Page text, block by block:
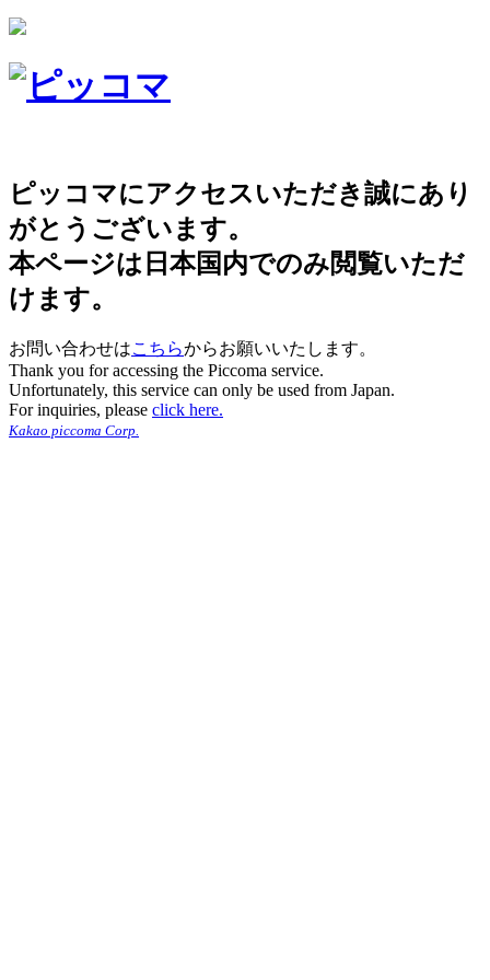
ピッコマにアクセスいただき誠にあり
がとうございます。
本ページは日本国内でのみ閲覧いただ
けます。
お問い合わせはこちらからお願いいたします。
Thank you for accessing the Piccoma service.
Unfortunately, this service can only be used from Japan.
For inquiries, please click here.
Kakao piccoma Corp.